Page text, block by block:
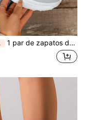
1 par de zapatos deportivos para caminar, ligeros, transpirables y cómodos, con cordones, de moda, versátiles, casuales, de caña baja, para correr, para mujer